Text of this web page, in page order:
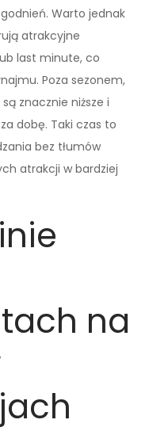
Warto jednak
atrakcyjne
last minute, co
Poza sezonem,
znacznie niższe i
dobę. Taki czas to
bez tłumów
atrakcji w bardziej
na